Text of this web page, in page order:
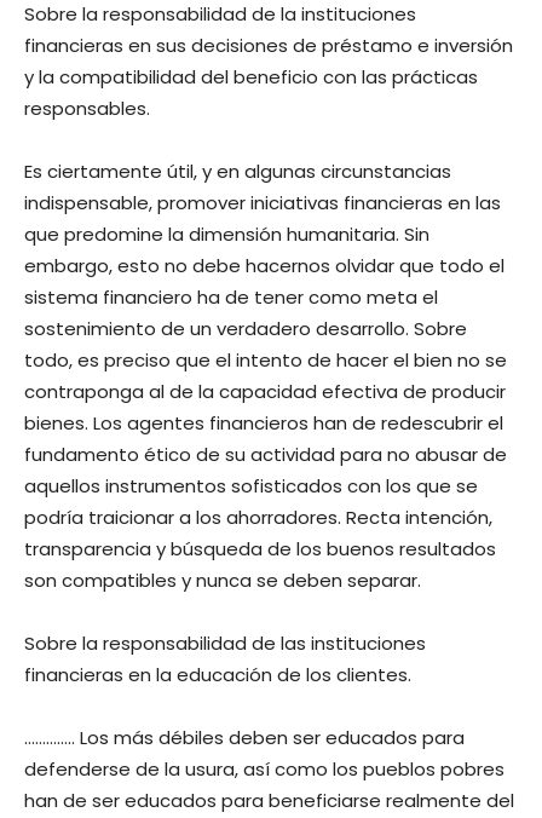
Sobre la responsabilidad de la instituciones
financieras en sus decisiones de préstamo e inversión
y la compatibilidad del beneficio con las prácticas
responsables.
Es ciertamente útil, y en algunas circunstancias
indispensable, promover iniciativas financieras en las
que predomine la dimensión humanitaria. Sin
embargo, esto no debe hacernos olvidar que todo el
sistema financiero ha de tener como meta el
sostenimiento de un verdadero desarrollo. Sobre
todo, es preciso que el intento de hacer el bien no se
contraponga al de la capacidad efectiva de producir
bienes. Los agentes financieros han de redescubrir el
fundamento ético de su actividad para no abusar de
aquellos instrumentos sofisticados con los que se
podría traicionar a los ahorradores. Recta intención,
transparencia y búsqueda de los buenos resultados
son compatibles y nunca se deben separar.
Sobre la responsabilidad de las instituciones
financieras en la educación de los clientes.
………….. Los más débiles deben ser educados para
defenderse de la usura, así como los pueblos pobres
han de ser educados para beneficiarse realmente del